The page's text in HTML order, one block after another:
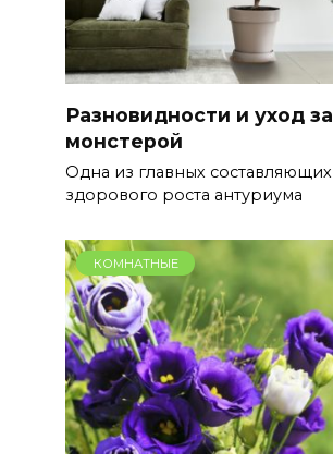
Разновидности и уход за
монстерой
Одна из главных составляющих
здорового роста антуриума
КОМНАТНЫЕ